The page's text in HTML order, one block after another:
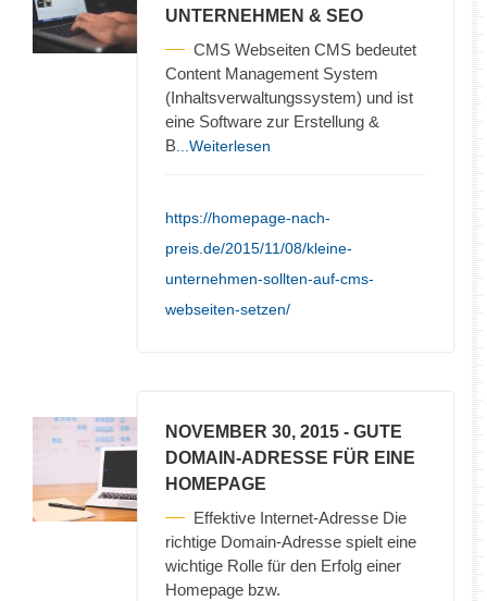
UNTERNEHMEN & SEO
CMS Webseiten CMS bedeutet
Content Management System
(Inhaltsverwaltungssystem) und ist
eine Software zur Erstellung &
B ...Weiterlesen
https://homepage-nach-
preis.de/2015/11/08/kleine-
unternehmen-sollten-auf-cms-
webseiten-setzen/
NOVEMBER 30, 2015 - GUTE
DOMAIN-ADRESSE FÜR EINE
HOMEPAGE
Effektive Internet-Adresse Die
richtige Domain-Adresse spielt eine
wichtige Rolle für den Erfolg einer
Homepage bzw.